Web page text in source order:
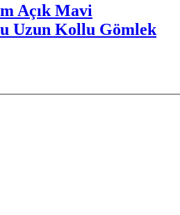
Açık Mavi
Uzun Kollu Gömlek